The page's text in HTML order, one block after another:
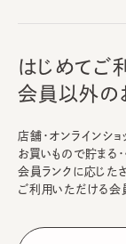
はじめてご
会員以外の
店舗・オンラインショ
お買いもので貯まる
会員ランクに応じた
ご利用いただける会